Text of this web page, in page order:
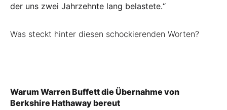
der uns zwei Jahrzehnte lang belastete.“
Was steckt hinter diesen schockierenden Worten?
Warum Warren Buffett die Übernahme von
Berkshire Hathaway bereut